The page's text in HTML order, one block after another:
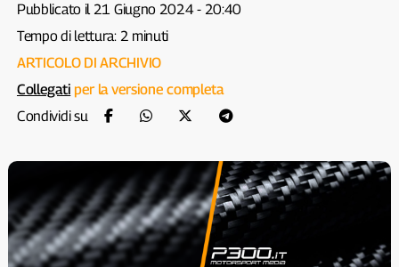
Pubblicato il 21 Giugno 2024 - 20:40
Tempo di lettura: 2 minuti
ARTICOLO DI ARCHIVIO
Collegati per la versione completa
Condividi su